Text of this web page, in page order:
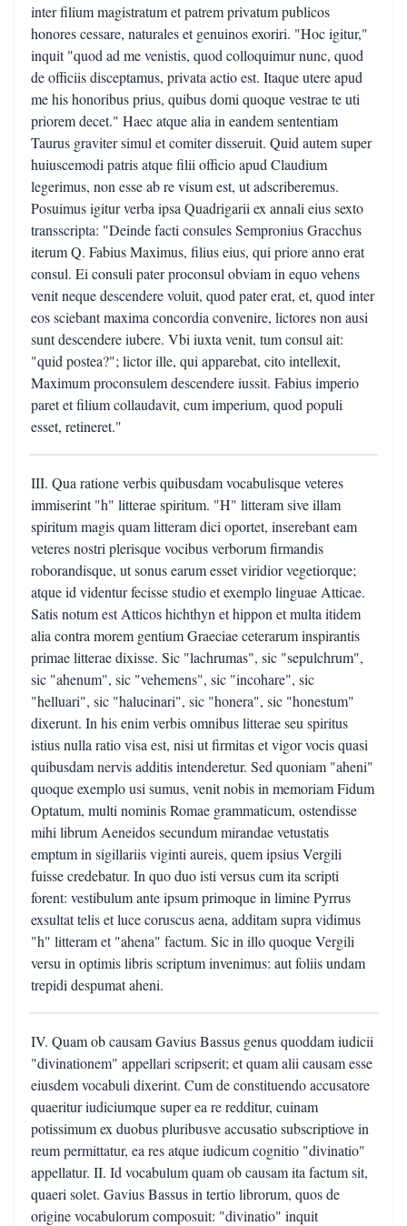
inter filium magistratum et patrem privatum publicos
honores cessare, naturales et genuinos exoriri. "Hoc igitur,"
inquit "quod ad me venistis, quod colloquimur nunc, quod
de officiis disceptamus, privata actio est. Itaque utere apud
me his honoribus prius, quibus domi quoque vestrae te uti
priorem decet." Haec atque alia in eandem sententiam
Taurus graviter simul et comiter disseruit. Quid autem super
huiuscemodi patris atque filii officio apud Claudium
legerimus, non esse ab re visum est, ut adscriberemus.
Posuimus igitur verba ipsa Quadrigarii ex annali eius sexto
transscripta: "Deinde facti consules Sempronius Gracchus
iterum Q. Fabius Maximus, filius eius, qui priore anno erat
consul. Ei consuli pater proconsul obviam in equo vehens
venit neque descendere voluit, quod pater erat, et, quod inter
eos sciebant maxima concordia convenire, lictores non ausi
sunt descendere iubere. Vbi iuxta venit, tum consul ait:
"quid postea?"; lictor ille, qui apparebat, cito intellexit,
Maximum proconsulem descendere iussit. Fabius imperio
paret et filium collaudavit, cum imperium, quod populi
esset, retineret."
III. Qua ratione verbis quibusdam vocabulisque veteres
immiserint "h" litterae spiritum. "H" litteram sive illam
spiritum magis quam litteram dici oportet, inserebant eam
veteres nostri plerisque vocibus verborum firmandis
roborandisque, ut sonus earum esset viridior vegetiorque;
atque id videntur fecisse studio et exemplo linguae Atticae.
Satis notum est Atticos hichthyn et hippon et multa itidem
alia contra morem gentium Graeciae ceterarum inspirantis
primae litterae dixisse. Sic "lachrumas", sic "sepulchrum",
sic "ahenum", sic "vehemens", sic "incohare", sic
"helluari", sic "halucinari", sic "honera", sic "honestum"
dixerunt. In his enim verbis omnibus litterae seu spiritus
istius nulla ratio visa est, nisi ut firmitas et vigor vocis quasi
quibusdam nervis additis intenderetur. Sed quoniam "aheni"
quoque exemplo usi sumus, venit nobis in memoriam Fidum
Optatum, multi nominis Romae grammaticum, ostendisse
mihi librum Aeneidos secundum mirandae vetustatis
emptum in sigillariis viginti aureis, quem ipsius Vergili
fuisse credebatur. In quo duo isti versus cum ita scripti
forent: vestibulum ante ipsum primoque in limine Pyrrus
exsultat telis et luce coruscus aena, additam supra vidimus
"h" litteram et "ahena" factum. Sic in illo quoque Vergili
versu in optimis libris scriptum invenimus: aut foliis undam
trepidi despumat aheni.
IV. Quam ob causam Gavius Bassus genus quoddam iudicii
"divinationem" appellari scripserit; et quam alii causam esse
eiusdem vocabuli dixerint. Cum de constituendo accusatore
quaeritur iudiciumque super ea re redditur, cuinam
potissimum ex duobus pluribusve accusatio subscriptiove in
reum permittatur, ea res atque iudicum cognitio "divinatio"
appellatur. II. Id vocabulum quam ob causam ita factum sit,
quaeri solet. Gavius Bassus in tertio librorum, quos de
origine vocabulorum composuit: "divinatio" inquit